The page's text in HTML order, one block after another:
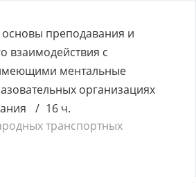
преподавания и
взаимодействия с
ментальные
организациях
16 ч.
транспортных